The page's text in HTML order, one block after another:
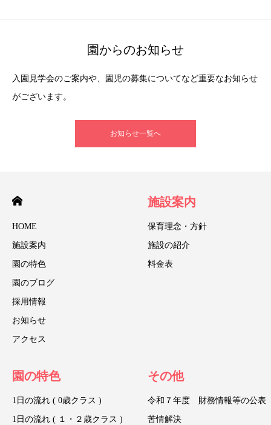
園からのお知らせ
入園見学会のご案内や、園児の募集についてなど重要なお知らせ
がございます。
お知らせ一覧へ
HOME
施設案内
園の特色
園のブログ
採用情報
お知らせ
アクセス
施設案内
保育理念・方針
施設の紹介
料金表
園の特色
1日の流れ ( 0歳クラス )
1日の流れ ( １・２歳クラス )
その他
令和７年度 財務情報等の公表
苦情解決